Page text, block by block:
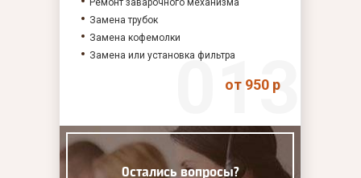
Ремонт заварочного механизма
Замена трубок
Замена кофемолки
Замена или установка фильтра
от 950 р
Остались вопросы?